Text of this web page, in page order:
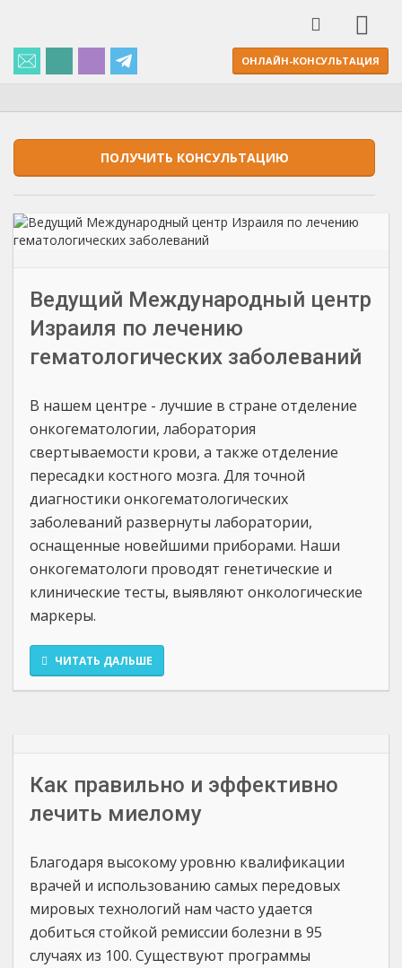
ОНЛАЙН-КОНСУЛЬТАЦИЯ
ПОЛУЧИТЬ КОНСУЛЬТАЦИЮ
Ведущий Международный центр
Израиля по лечению
гематологических заболеваний
В нашем центре - лучшие в стране отделение
онкогематологии, лаборатория
свертываемости крови, а также отделение
пересадки костного мозга. Для точной
диагностики онкогематологических
заболеваний развернуты лаборатории,
оснащенные новейшими приборами. Наши
онкогематологи проводят генетические и
клинические тесты, выявляют онкологические
маркеры.
ЧИТАТЬ ДАЛЬШЕ
Как правильно и эффективно
лечить миелому
Благодаря высокому уровню квалификации
врачей и использованию самых передовых
мировых технологий нам часто удается
добиться стойкой ремиссии болезни в 95
случаях из 100. Существуют программы